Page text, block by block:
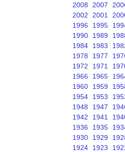
2008
2007
2002
2001
1996
1995
1990
1989
1984
1983
1978
1977
1972
1971
1966
1965
1960
1959
1954
1953
1948
1947
1942
1941
1936
1935
1930
1929
1924
1923